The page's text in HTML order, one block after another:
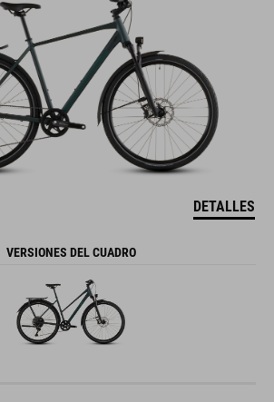
DETALLES
VERSIONES DEL CUADRO